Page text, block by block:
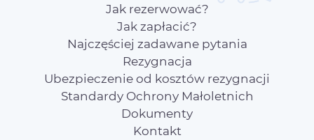
Jak rezerwować?
Jak zapłacić?
Najczęściej zadawane pytania
Rezygnacja
Ubezpieczenie od kosztów rezygnacji
Standardy Ochrony Małoletnich
Dokumenty
Kontakt